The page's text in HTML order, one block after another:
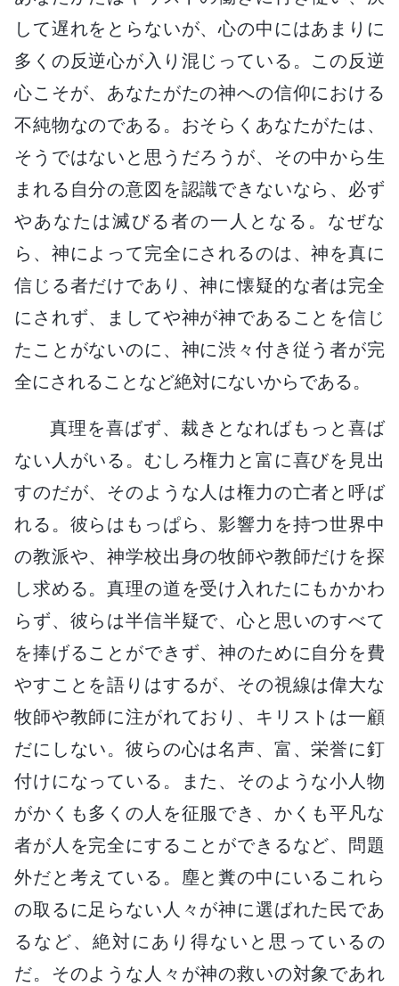
して遅れをとらないが、心の中にはあまりに
多くの反逆心が入り混じっている。この反逆
心こそが、あなたがたの神への信仰における
不純物なのである。おそらくあなたがたは、
そうではないと思うだろうが、その中から生
まれる自分の意図を認識できないなら、必ず
やあなたは滅びる者の一人となる。なぜな
ら、神によって完全にされるのは、神を真に
信じる者だけであり、神に懐疑的な者は完全
にされず、ましてや神が神であることを信じ
たことがないのに、神に渋々付き従う者が完
全にされることなど絶対にないからである。
真理を喜ばず、裁きとなればもっと喜ば
ない人がいる。むしろ権力と富に喜びを見出
すのだが、そのような人は権力の亡者と呼ば
れる。彼らはもっぱら、影響力を持つ世界中
の教派や、神学校出身の牧師や教師だけを探
し求める。真理の道を受け入れたにもかかわ
らず、彼らは半信半疑で、心と思いのすべて
を捧げることができず、神のために自分を費
やすことを語りはするが、その視線は偉大な
牧師や教師に注がれており、キリストは一顧
だにしない。彼らの心は名声、富、栄誉に釘
付けになっている。また、そのような小人物
がかくも多くの人を征服でき、かくも平凡な
者が人を完全にすることができるなど、問題
外だと考えている。塵と糞の中にいるこれら
の取るに足らない人々が神に選ばれた民であ
るなど、絶対にあり得ないと思っているの
だ。そのような人々が神の救いの対象であれ